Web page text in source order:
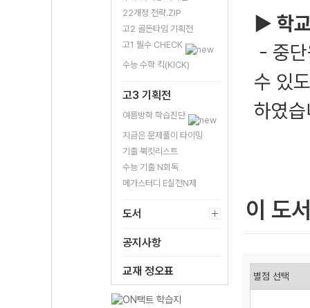
22개정 전략.ZIP
고2 골든타임 기획전
고1 필수 CHECK
수능 수학 킥(KICK)
고3 기획전
여름방학 학습진단
지금은 문제풀이 타이밍
기출 북킷리스트
수능 기출 N회독
메가스터디 E실전N제
도서
공지사항
교재 정오표
▶ 학
- 중
수 있
하였
이 도